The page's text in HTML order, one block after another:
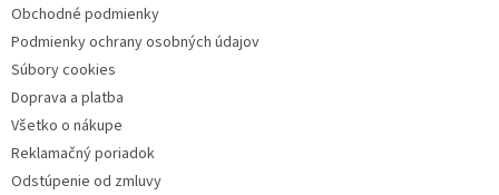
Obchodné podmienky
Podmienky ochrany osobných údajov
Súbory cookies
Doprava a platba
Všetko o nákupe
Reklamačný poriadok
Odstúpenie od zmluvy